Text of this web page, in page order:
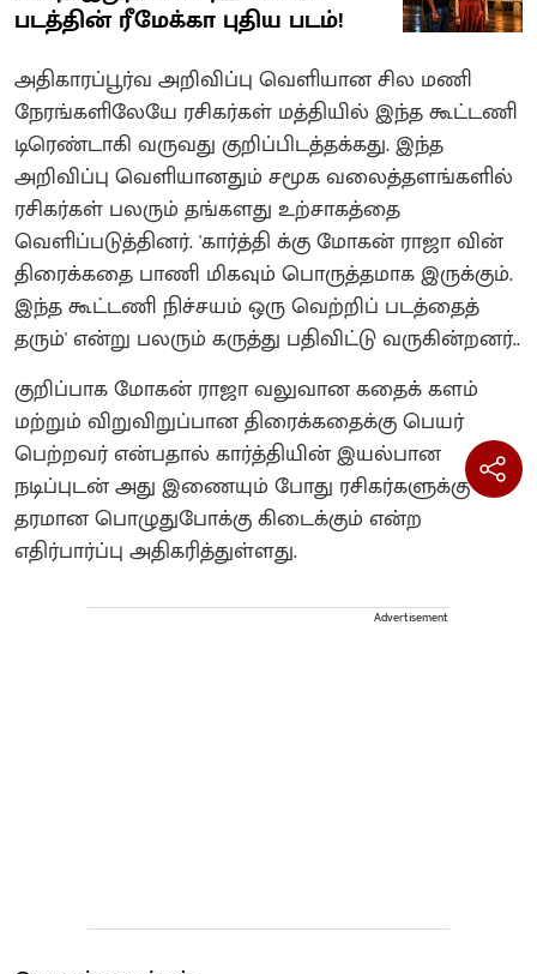
படத்தின் ரீமேக்கா புதிய படம்!
அதிகாரப்பூர்வ அறிவிப்பு வெளியான சில மணி
நேரங்களிலேயே ரசிகர்கள் மத்தியில் இந்த கூட்டணி
டிரெண்டாகி வருவது குறிப்பிடத்தக்கது. இந்த
அறிவிப்பு வெளியானதும் சமூக வலைத்தளங்களில்
ரசிகர்கள் பலரும் தங்களது உற்சாகத்தை
வெளிப்படுத்தினர். 'கார்த்தி க்கு மோகன் ராஜா வின்
திரைக்கதை பாணி மிகவும் பொருத்தமாக இருக்கும்.
இந்த கூட்டணி நிச்சயம் ஒரு வெற்றிப் படத்தைத்
தரும்' என்று பலரும் கருத்து பதிவிட்டு வருகின்றனர்..
குறிப்பாக மோகன் ராஜா வலுவான கதைக் களம்
மற்றும் விறுவிறுப்பான திரைக்கதைக்கு பெயர்
பெற்றவர் என்பதால் கார்த்தியின் இயல்பான
நடிப்புடன் அது இணையும் போது ரசிகர்களுக்கு
தரமான பொழுதுபோக்கு கிடைக்கும் என்ற
எதிர்பார்ப்பு அதிகரித்துள்ளது.
Advertisement